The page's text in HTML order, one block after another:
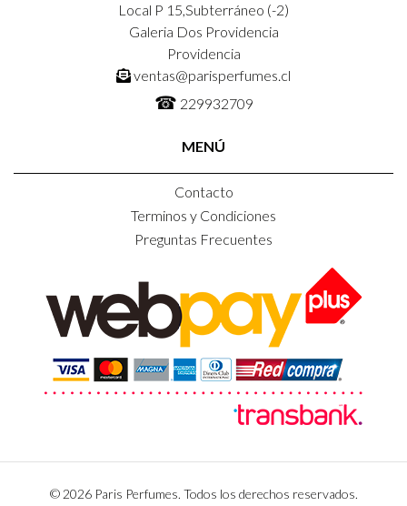
Local P 15,Subterráneo (-2)
Galeria Dos Providencia
Providencia
ventas@parisperfumes.cl
☎ 229932709
MENÚ
Contacto
Terminos y Condiciones
Preguntas Frecuentes
© 2026 Paris Perfumes. Todos los derechos reservados.